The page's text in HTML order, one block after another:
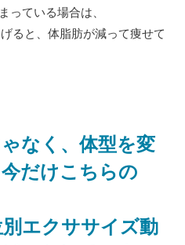
っている場合は、
ると、体脂肪が減って痩せて
なく、体型を変
だけこちらの
エクササイズ動